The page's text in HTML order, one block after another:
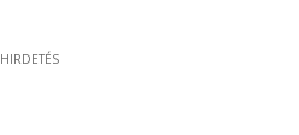
HIRDETÉS